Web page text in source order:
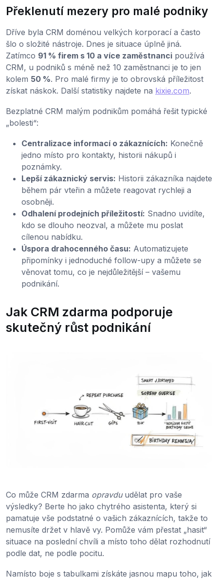
Překlenutí mezery pro malé podniky
Dříve byla CRM doménou velkých korporací a často
šlo o složité nástroje. Dnes je situace úplně jiná.
Zatímco 91 % firem s 10 a více zaměstnanci používá
CRM, u podniků s méně než 10 zaměstnanci je to jen
kolem 50 %. Pro malé firmy je to obrovská příležitost
získat náskok. Další statistiky najdete na kixie.com.
Bezplatné CRM malým podnikům pomáhá řešit typické
„bolesti“:
Centralizace informací o zákaznících: Konečně
jedno místo pro kontakty, historii nákupů i
poznámky.
Lepší zákaznický servis: Historii zákazníka najdete
během pár vteřin a můžete reagovat rychleji a
osobněji.
Odhalení prodejních příležitostí: Snadno uvidíte,
kdo se dlouho neozval, a můžete mu poslat
cílenou nabídku.
Úspora drahocenného času: Automatizujete
připomínky i jednoduché follow-upy a můžete se
věnovat tomu, co je nejdůležitější – vašemu
podnikání.
Jak CRM zdarma podporuje
skutečný růst podnikání
Co může CRM zdarma opravduudělat pro vaše
výsledky? Berte ho jako chytrého asistenta, který si
pamatuje vše podstatné o vašich zákaznících, takže to
nemusíte držet v hlavě vy. Pomůže vám přestat „hasit“
situace na poslední chvíli a místo toho dělat rozhodnutí
podle dat, ne podle pocitu.
Namísto boje s tabulkami získáte jasnou mapu toho, jak